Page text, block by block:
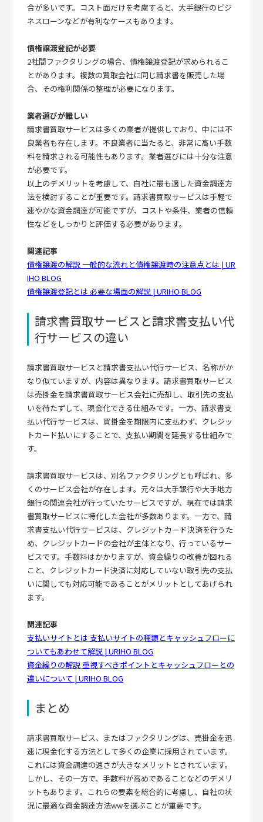
合が多いです。コスト面だけを考慮すると、大手銀行のビジ
ネスローンなどが有利なケースもあります。
債権譲渡登記が必要
2社間ファクタリングの場合、債権譲渡登記が求められるこ
とがあります。複数の買取会社に同じ請求書を販売した場
合、その権利関係の整理が必要になります。
業者選びが難しい
請求書買取サービスは多くの業者が提供しており、中には不
良業者も存在します。不良業者に当たると、非常に高い手数
料を請求される可能性もあります。業者選びには十分な注意
が必要です。
以上のデメリットを考慮して、自社に最も適した資金調達方
法を検討することが重要です。請求書買取サービスは手軽で
速やかな資金調達が可能ですが、コストや条件、業者の信頼
性などをしっかりと評価する必要があります。
関連記事
債権譲渡の解説 一般的な流れと債権譲渡時の注意点とは | UR
IHO BLOG
債権譲渡登記とは 必要な場面の解説 | URIHO BLOG
請求書買取サービスと請求書支払い代
行サービスの違い
請求書買取サービスと請求書支払い代行サービス、名称がか
なり似ていますが、内容は異なります。請求書買取サービス
は売掛金を請求書買取サービス会社に売却し、取引先の支払
いを待たずして、現金化できる仕組みです。一方、請求書支
払い代行サービスは、買掛金を期限内に支払わず、クレジッ
トカード払いにすることで、支払い期間を延長する仕組みで
す。
請求書買取サービスは、別名ファクタリングとも呼ばれ、多
くのサービス会社が存在します。元々は大手銀行や大手地方
銀行の関連会社が行っていたサービスですが、現在では請求
書買取サービスに特化した会社が多数あります。一方で、請
求書支払い代行サービスは、クレジットカード決済を行うた
め、クレジットカードの会社が主体となり、行っているサー
ビスです。手数料はかかりますが、資金繰りの改善が図れる
こと、クレジットカード決済に対応していない取引先の支払
いに関しても対応可能であることがメリットとしてあげられ
ます。
関連記事
支払いサイトとは 支払いサイトの種類とキャッシュフローに
ついてもあわせて解説 | URIHO BLOG
資金繰りの解説 重視すべきポイントとキャッシュフローとの
違いについて | URIHO BLOG
まとめ
請求書買取サービス、またはファクタリングは、売掛金を迅
速に現金化する方法として多くの企業に採用されています。
これには資金調達の速さが大きなメリットとされています。
しかし、その一方で、手数料が高めであることなどのデメリ
ットもあります。これらの要素を総合的に考慮し、自社の状
況に最適な資金調達方法wwを選ぶことが重要です。